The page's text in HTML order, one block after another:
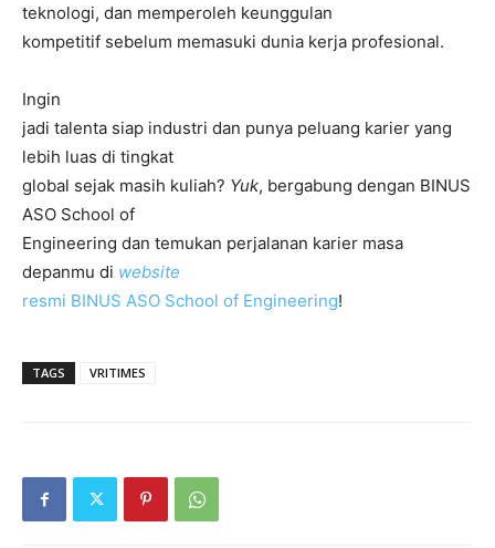
teknologi, dan memperoleh keunggulan
kompetitif sebelum memasuki dunia kerja profesional.
Ingin
jadi talenta siap industri dan punya peluang karier yang
lebih luas di tingkat
global sejak masih kuliah? Yuk, bergabung dengan BINUS
ASO School of
Engineering dan temukan perjalanan karier masa
depanmu di website
resmi BINUS ASO School of Engineering!
TAGS VRITIMES